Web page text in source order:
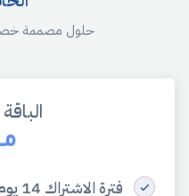
حلول مصممة
فترة الاشتراك 14 يوم